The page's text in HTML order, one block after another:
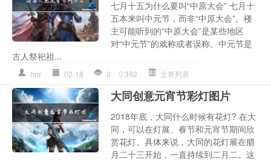
七月十五为什么要叫“中原大会” 七月十
五本来叫中元节，而非“中原大会”。楼
主可能听到的“中原大会”是某些地区
对“中元节”的戏称或者误称。中元节是
古人祭祀祖...
hnr 02-18 0 392 文章列表
大同创意元宵节彩灯图片
2018年底，大同什么时候有花灯? 在大
同，可以在灯展、春节和元宵节期间欣
赏花灯。具体来说，大同的花灯展在腊
月二十三开始，一直持续到二月二。这